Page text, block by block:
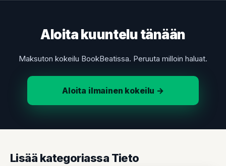
Aloita kuuntelu tänään
Maksuton kokeilu BookBeatissa. Peruuta milloin haluat.
Aloita ilmainen kokeilu →
Lisää kategoriassa Tieto